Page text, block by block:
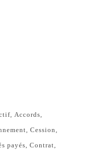
Accords
Cession
payés Contrat